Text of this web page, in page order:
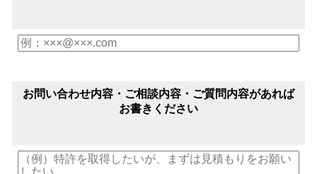
お問い合わせ内容・ご相談内容・ご質問内容があれば
お書きください